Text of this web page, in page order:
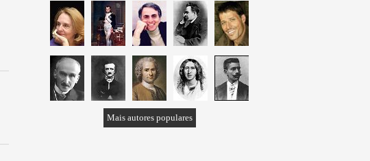
Mais autores populares